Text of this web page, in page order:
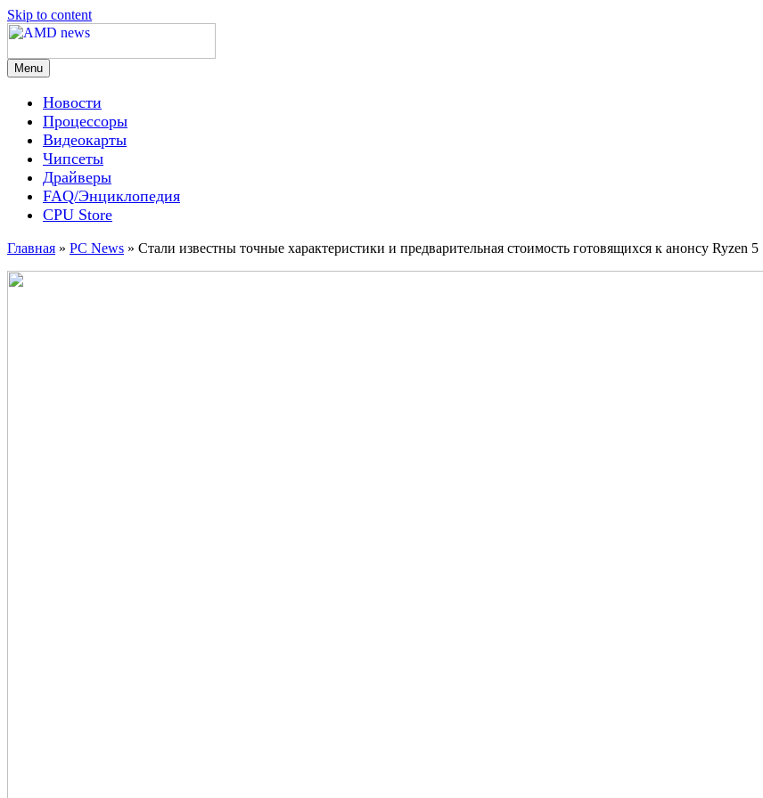
Skip to content
AMD news
Menu
Новости
Процессоры
Видеокарты
Чипсеты
Драйверы
FAQ/Энциклопедия
CPU Store
Главная » PC News » Стали известны точные характеристики и предварительная стоимость готовящихся к анонсу Ryzen